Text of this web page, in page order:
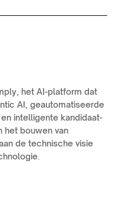
het AI-platform dat
AI, geautomatiseerde
intelligente kandidaat-
het bouwen van
de technische visie